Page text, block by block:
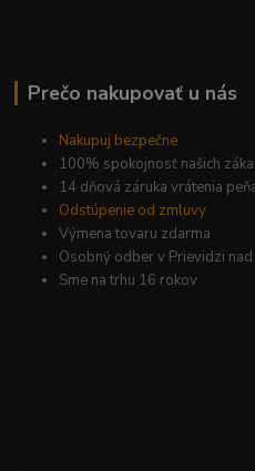
Prečo nakupovať u nás
Nakupuj bezpečne
100% spokojnosť našich
14 dňová záruka vrátenia
Odstúpenie od zmluvy
Výmena tovaru zdarma
Osobný odber v Prievidzi
Sme na trhu 16 rokov